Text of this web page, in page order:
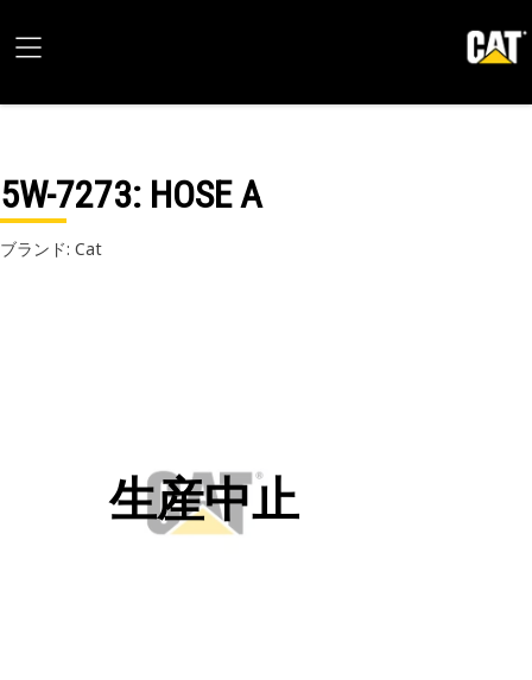
5W-7273: HOSE A
ブランド: Cat
生産中止